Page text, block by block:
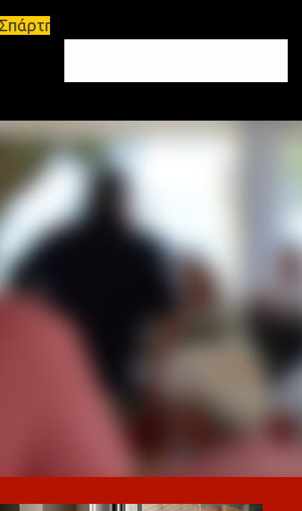
πωλείται τριάρι